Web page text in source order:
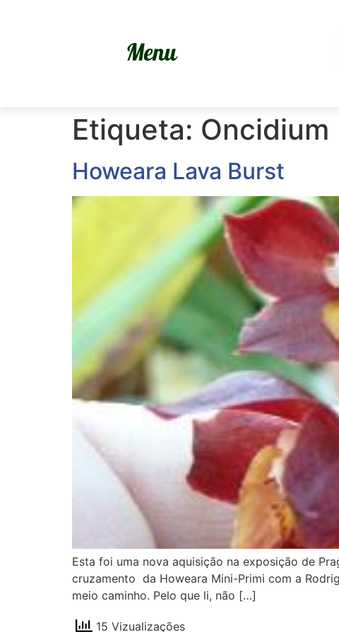
Etiqueta: Oncidium
Howeara Lava Burst
Esta foi uma nova aquisição na exposição de
cruzamento da Howeara Mini-Primi com a
meio caminho. Pelo que li, não […]
15 Vizualizações